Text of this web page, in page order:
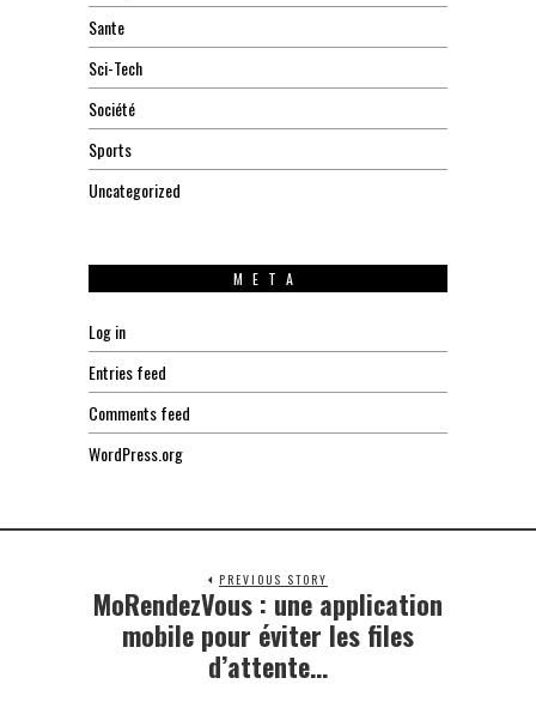
Sante
Sci-Tech
Société
Sports
Uncategorized
META
Log in
Entries feed
Comments feed
WordPress.org
PREVIOUS STORY
Previous
post:
MoRendezVous : une application
mobile pour éviter les files
d’attente…